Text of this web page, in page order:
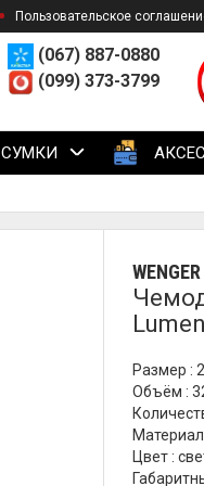
Пользовательское
(067) 887-0880
(099) 373-3799
СУМКИ
WENGER
Размер :
Объём :
Цвет :